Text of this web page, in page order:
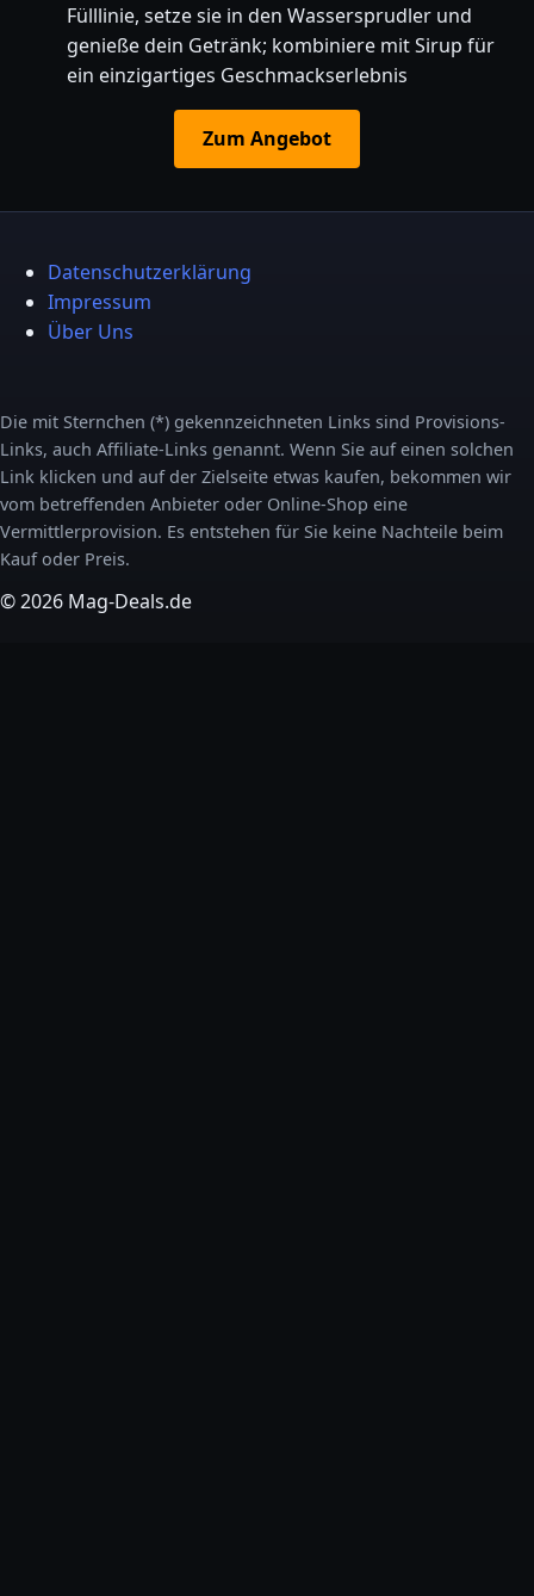
Fülllinie, setze sie in den Wassersprudler und
genieße dein Getränk; kombiniere mit Sirup für
ein einzigartiges Geschmackserlebnis
Zum Angebot
Datenschutzerklärung
Impressum
Über Uns
Die mit Sternchen (*) gekennzeichneten Links sind Provisions-
Links, auch Affiliate-Links genannt. Wenn Sie auf einen solchen
Link klicken und auf der Zielseite etwas kaufen, bekommen wir
vom betreffenden Anbieter oder Online-Shop eine
Vermittlerprovision. Es entstehen für Sie keine Nachteile beim
Kauf oder Preis.
© 2026 Mag-Deals.de